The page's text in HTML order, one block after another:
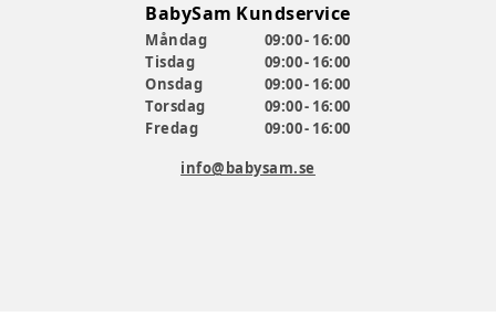
:Kina
385521
BabySam Kundservice
Måndag
09:00 - 16:00
Tisdag
09:00 - 16:00
Onsdag
09:00 - 16:00
Torsdag
09:00 - 16:00
Fredag
09:00 - 16:00
info@babysam.se